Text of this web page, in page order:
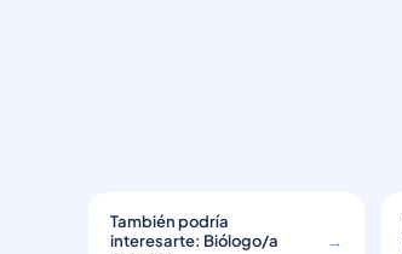
También podría
interesarte: Biólogo/a
→